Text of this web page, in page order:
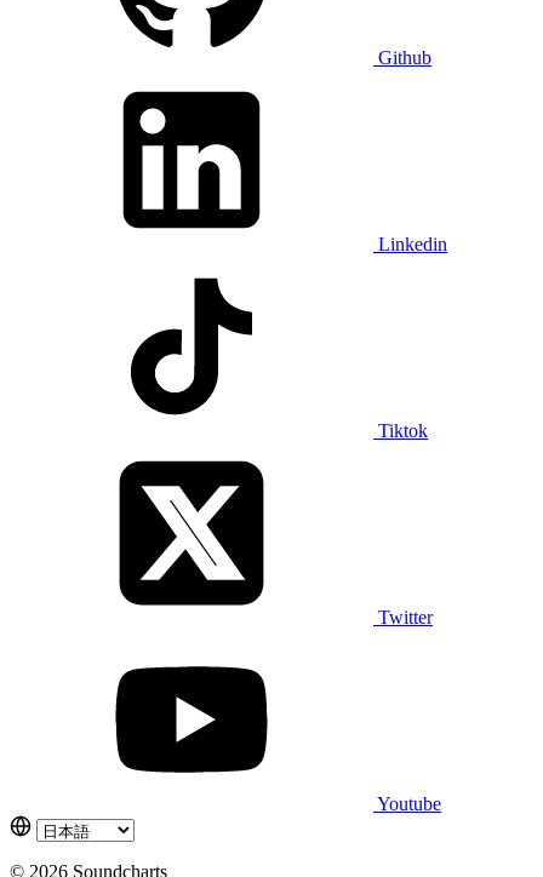
Github
Linkedin
Tiktok
Twitter
Youtube
© 2026 Soundcharts